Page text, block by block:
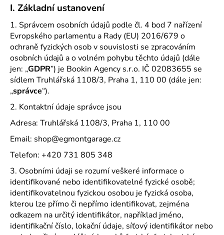
I. Základní ustanovení
1. Správcem osobních údajů podle čl. 4 bod 7 nařízení
Evropského parlamentu a Rady (EU) 2016/679 o
ochraně fyzických osob v souvislosti se zpracováním
osobních údajů a o volném pohybu těchto údajů (dále
jen: „GDPR”) je Bookin Agency s.r.o. IČ 02083655 se
sídlem Truhlářská 1108/3, Praha 1, 110 00 (dále jen:
„správce“).
2. Kontaktní údaje správce jsou
Adresa: Truhlářská 1108/3, Praha 1, 110 00
Email: shop@egmontgarage.cz
Telefon: +420 731 805 348
3. Osobními údaji se rozumí veškeré informace o
identifikované nebo identifikovatelné fyzické osobě;
identifikovatelnou fyzickou osobou je fyzická osoba,
kterou lze přímo či nepřímo identifikovat, zejména
odkazem na určitý identifikátor, například jméno,
identifikační číslo, lokační údaje, síťový identifikátor nebo
e
b
u
j
e
t
e
n
a
j
í
t
?
HLEDAT